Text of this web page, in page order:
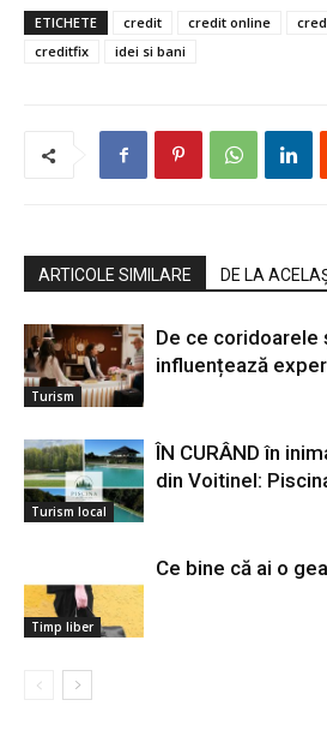
ETICHETE credit credit online
creditfix
idei si bani
ARTICOLE SIMILARE DE LA
Turism
De ce coridoarele
influențează
Turism local
ÎN CURÂND în
din Voitinel:
Timp liber
Ce bine că ai o